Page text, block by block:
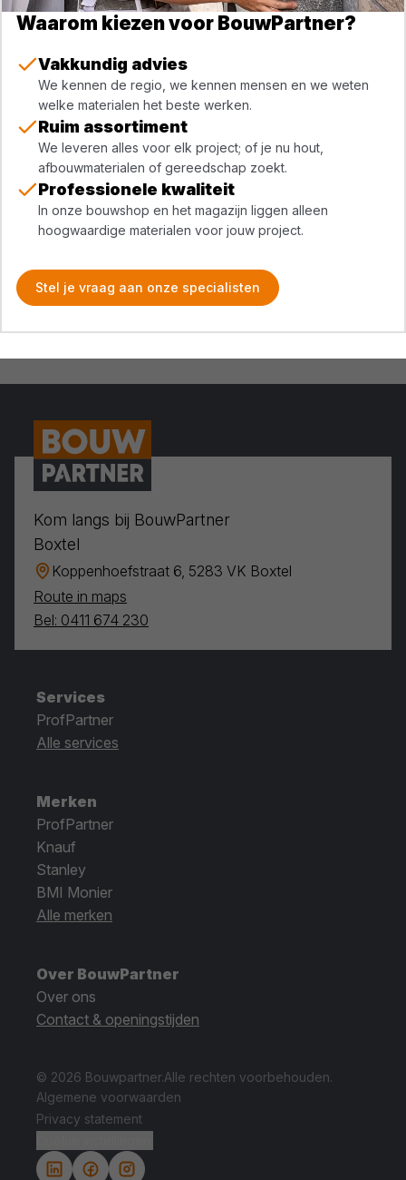
Waarom kiezen voor BouwPartner?
Vakkundig advies
We kennen de regio, we kennen mensen en we weten
welke materialen het beste werken.
Ruim assortiment
We leveren alles voor elk project; of je nu hout,
afbouwmaterialen of gereedschap zoekt.
Professionele kwaliteit
In onze bouwshop en het magazijn liggen alleen
hoogwaardige materialen voor jouw project.
Stel je vraag aan onze specialisten
Kom langs bij BouwPartner
Boxtel
Koppenhoefstraat 6, 5283 VK Boxtel
Route in maps
Bel: 0411 674 230
Services
ProfPartner
Alle services
Merken
ProfPartner
Knauf
Stanley
BMI Monier
Alle merken
Over BouwPartner
Over ons
Contact & openingstijden
© 2026 Bouwpartner.Alle rechten voorbehouden.
Algemene voorwaarden
Privacy statement